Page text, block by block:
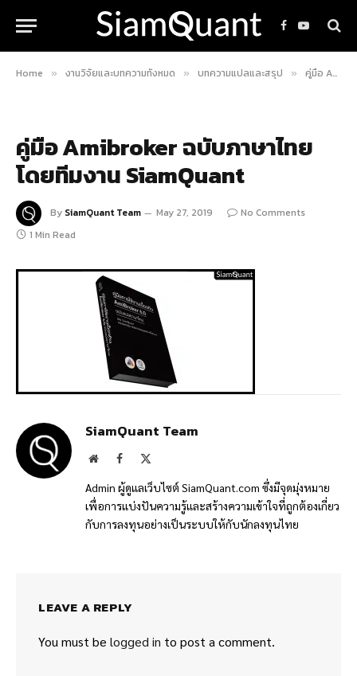
Facebook
YouTube
Home » งานวิจัยและบทความทั้งหมด » บทความแปลและสรุป » คู่มือ Amibroker ฉบับภาษาไทยโดย SiamQuant
คู่มือ Amibroker ฉบับภาษาไทย
โดยทีมงาน SiamQuant
By SiamQuant Team May 27, 2019
No Comments
1 Min Read
SiamQuant Team
WebsiteFacebook
Admin ผู้ดูแลเว็บไซต์ SiamQuant.com ซึ่งมีจุดมุ่งหมาย
เพื่อการแบ่งปันความรู้และสร้างความเข้าใจที่ถูกต้องเกี่ยว
กับการลงทุนอย่างเป็นระบบให้กับนักลงทุนไทย
LEAVE A REPLY
You must be logged in to post a comment.